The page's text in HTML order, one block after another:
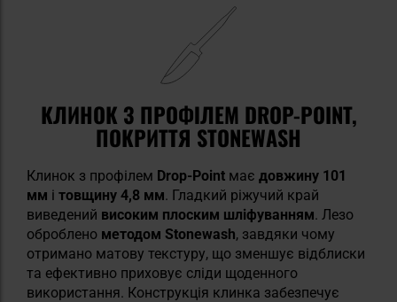
КЛИНОК З ПРОФІЛЕМ DROP-POINT,
ПОКРИТТЯ STONEWASH
Клинок з профілем Drop-Point має довжину 101
мм і товщину 4,8 мм. Гладкий ріжучий край
виведений високим плоским шліфуванням. Лезо
оброблено методом Stonewash, завдяки чому
отримано матову текстуру, що зменшує відблиски
та ефективно приховує сліди щоденного
використання. Конструкція клинка забезпечує